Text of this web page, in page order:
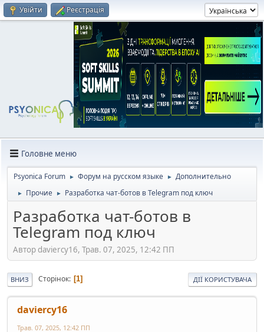
Увійти Реєстрація
Головне меню
Psyonica Forum ► Форум на русском языке ► Дополнительно
► Прочие ► Разработка чат-ботов в Telegram под ключ
Разработка чат-ботов в
Telegram под ключ
Автор daviercy16, Трав. 07, 2025, 12:42 ПП
ВНИЗ Сторінок 1 ДІЇ КОРИСТУВАЧА
daviercy16
Трав. 07, 2025, 12:42 ПП